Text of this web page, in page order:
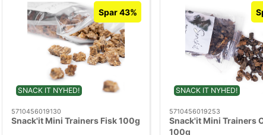
SNACK IT NYHED!
Spar 43%
5710456019130
Snack'it Mini Trainers Fisk 100g
SNACK IT NYHED!
5710456019253
Snack'it Mini Trainers
100g